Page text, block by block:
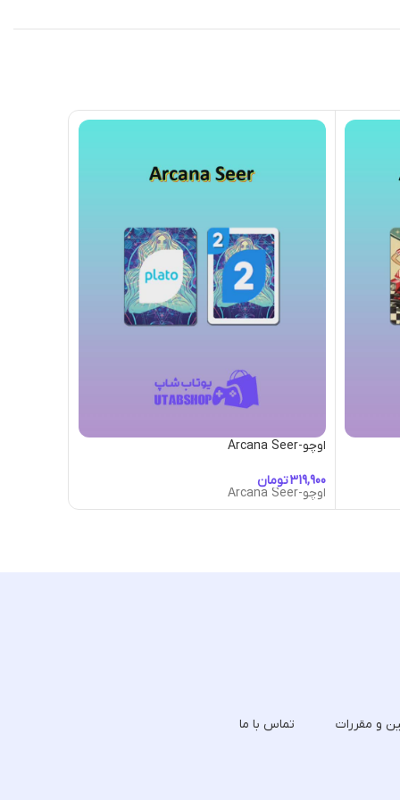
اوچو-Arcana Seer
تومان
اوچو-Arcana Seer
و مقررات تماس با ما